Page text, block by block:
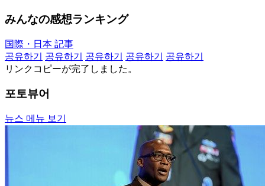
みんなの感想ランキング
国際・日本 記事
공유하기
공유하기 공유하기 공유하기
공유하기
リンクコピーが完了しました。
포토뷰어
뉴스 메뉴 보기